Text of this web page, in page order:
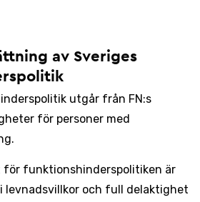
av Sveriges
utgår från FN:s
för personer med
för funktionshinderspolitiken är
levnadsvillkor och full delaktighet